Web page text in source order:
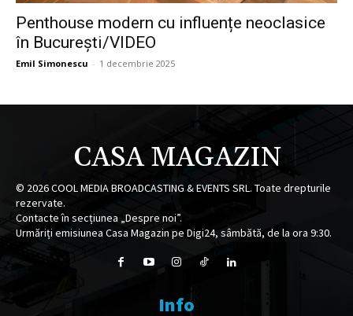
Penthouse modern cu influențe neoclasice
în București/VIDEO
Emil Simonescu - 1 decembrie 2025
CASA MAGAZIN
© 2026COOL MEDIA BROADCASTING & EVENTS SRL. Toate drepturile
rezervate.
Contacte în secțiunea „Despre noi”.
Urmăriți emisiunea Casa Magazin pe Digi24, sâmbătă, de la ora 9:30.
Info